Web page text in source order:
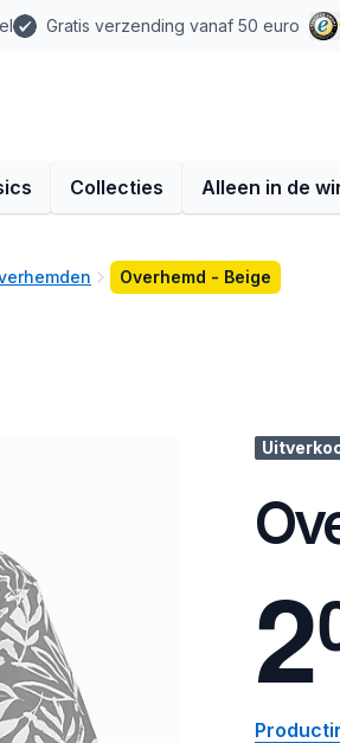
Gratis verzending vanaf 50 euro
Collecties Alleen in de
Overhemd - Beige
2